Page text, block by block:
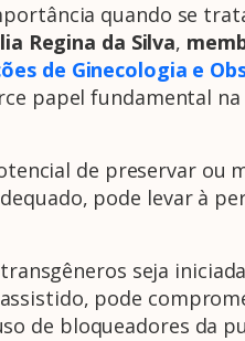
quando se
Regina da Silva,
de Ginecologia e
papel fundamental na
de preservar ou
pode levar à
seja
pode
de bloqueadores da